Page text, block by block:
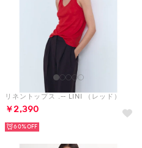
リネントップス .-- LINI （レッド）
￥2,390
60%